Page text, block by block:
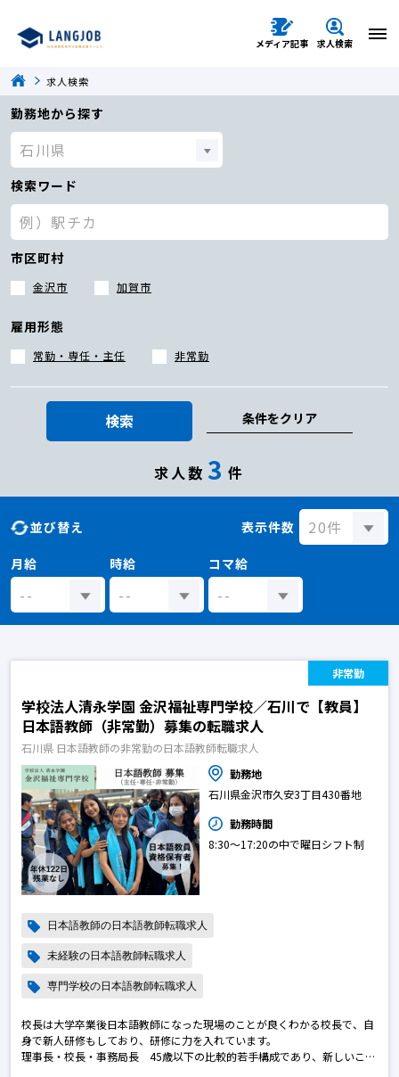
メディア記事 求人検索
求人検索
勤務地から探す
検索ワード
市区町村
金沢市 加賀市
雇用形態
常勤・専任・主任 非常勤
検索 条件をクリア
求人数 3 件
並び替え 表示件数
月給 時給 コマ給
非常勤
学校法人清永学園 金沢福祉専門学校／石川で【教員】
日本語教師（非常勤）募集の転職求人
石川県 日本語教師の非常勤の日本語教師転職求人
勤務地
石川県金沢市久安3丁目430番地
勤務時間
8:30〜17:20の中で曜日シフト制
日本語教師の日本語教師転職求人
未経験の日本語教師転職求人
専門学校の日本語教師転職求人
校長は大学卒業後日本語教師になった現場のことが良くわかる校長で、自
身で新人研修もしており、研修に力を入れています。
理事長・校長・事務局長 45歳以下の比較的若手構成であり、新しいこと